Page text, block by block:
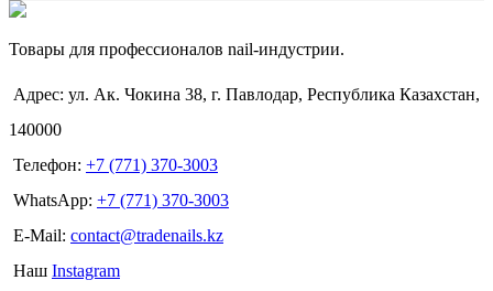
Товары для профессионалов nail-индустрии.
Адрес: ул. Ак. Чокина 38, г. Павлодар, Республика Казахстан,
140000
Телефон: +7 (771) 370-3003
WhatsApp: +7 (771) 370-3003
E-Mail: contact@tradenails.kz
Наш Instagram